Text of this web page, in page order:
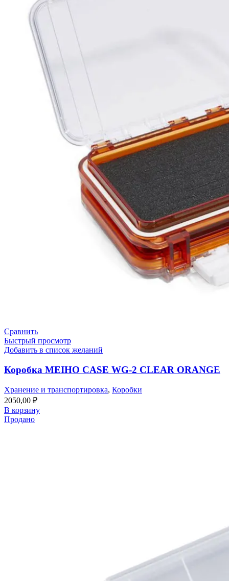
Сравнить
Быстрый просмотр
Добавить в список желаний
Коробка MEIHO CASE WG-2 CLEAR ORANGE
Хранение и транспортировка, Коробки
2050,00 ₽
В корзину
Продано